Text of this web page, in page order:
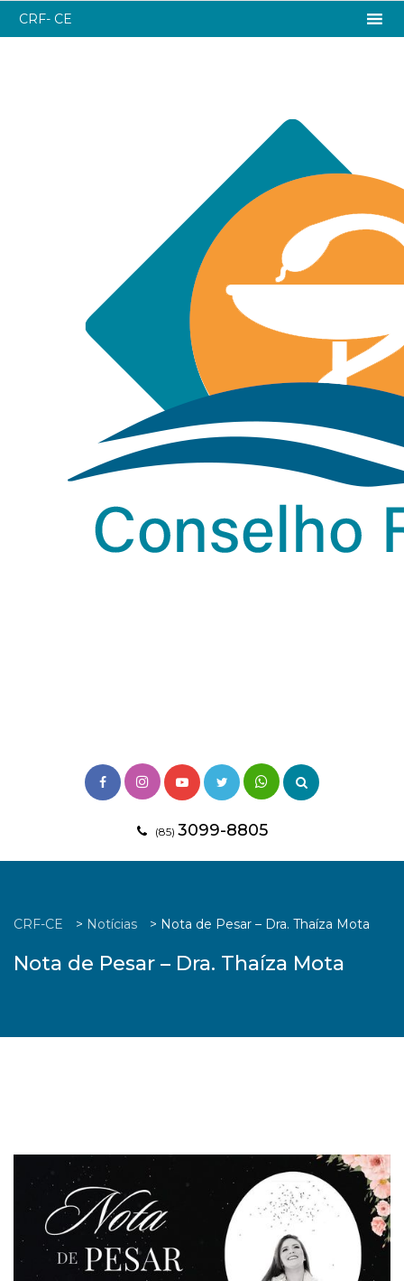
(85) 3099-8805
CRF- CE
CRF-CE > Notícias > Nota de Pesar – Dra. Thaíza Mota
Nota de Pesar – Dra. Thaíza Mota